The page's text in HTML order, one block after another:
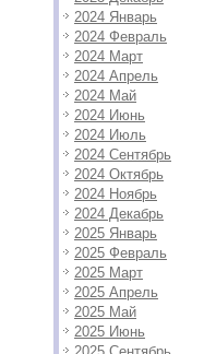
2024 Январь
2024 Февраль
2024 Март
2024 Апрель
2024 Май
2024 Июнь
2024 Июль
2024 Сентябрь
2024 Октябрь
2024 Ноябрь
2024 Декабрь
2025 Январь
2025 Февраль
2025 Март
2025 Апрель
2025 Май
2025 Июнь